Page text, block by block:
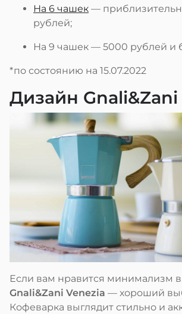
На 6 чашек —
рублей;
На 9 чашек — 5000 рублей и
*по состоянию на 15.07.2022
Дизайн Gnali&Zani
Если вам нравится минимализм в
Gnali&Zani Venezia — хороший
Кофеварка выглядит стильно и